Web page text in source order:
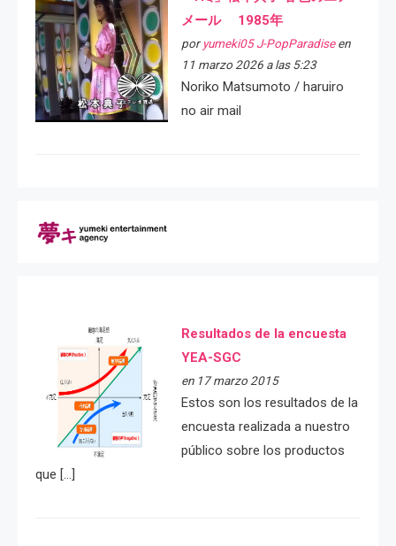
メール 1985年
por yumeki05 J-PopParadiseen
11 marzo 2026 a las 5:23
Noriko Matsumoto / haruiro
no air mail
Resultados de la encuesta
YEA-SGC
en 17 marzo 2015
Estos son los resultados de la
encuesta realizada a nuestro
público sobre los productos
que […]